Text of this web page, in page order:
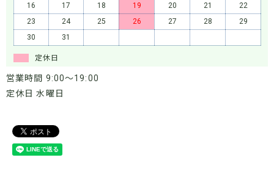
16
17 18 19 20 21
22
23
24 25 26 27 28
29
30
31
定休日
営業時間 9:00～19:00
定休日 水曜日